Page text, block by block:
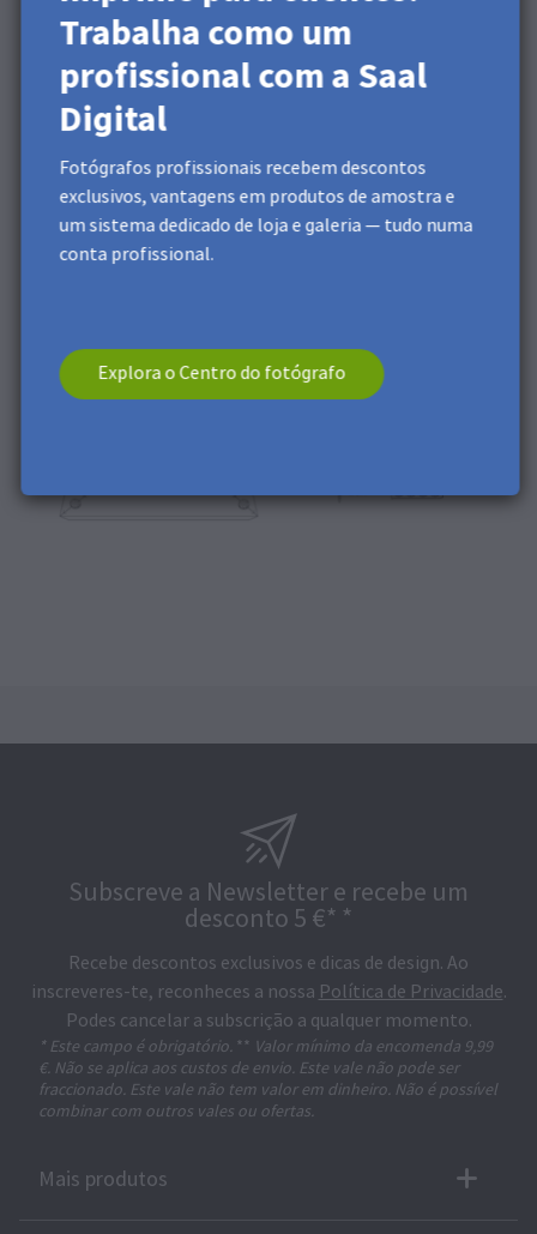
pendura cuidadosamente o Quadro de Parede.
Afasta-te e olha para ele de alguns ângulos
diferentes. Se necessário, ajusta os pregos ou
parafusos.
Parabéns, o teu Quadro de parede está agora pendurado
na parede.
Trabalha como um
profissional com a Saal
Digital
Fotógrafos profissionais recebem descontos
exclusivos, vantagens em produtos de amostra e
um sistema dedicado de loja e galeria — tudo numa
conta profissional.
Explora o Centro do fotógrafo
Subscreve a Newsletter e recebe um
desconto 5 €* *
Recebe descontos exclusivos e dicas de design. Ao
inscreveres-te, reconheces a nossa Política de Privacidade.
Podes cancelar a subscrição a qualquer momento.
* Este campo é obrigatório. ** Valor mínimo da encomenda 9,99
€. Não se aplica aos custos de envio. Este vale não pode ser
fraccionado. Este vale não tem valor em dinheiro. Não é possível
combinar com outros vales ou ofertas.
Mais produtos